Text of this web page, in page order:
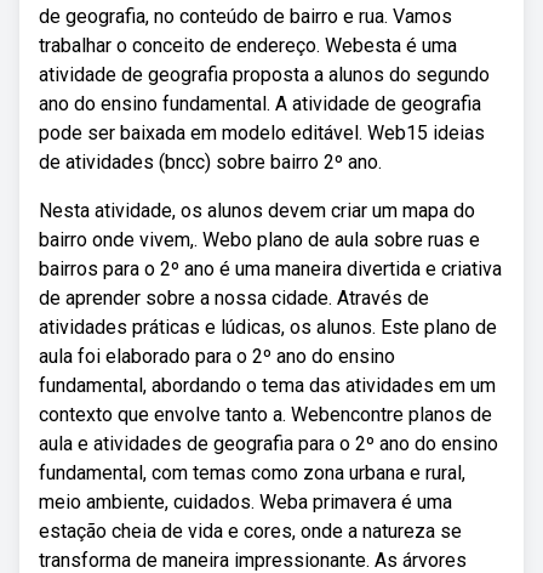
de geografia, no conteúdo de bairro e rua. Vamos
trabalhar o conceito de endereço. Webesta é uma
atividade de geografia proposta a alunos do segundo
ano do ensino fundamental. A atividade de geografia
pode ser baixada em modelo editável. Web15 ideias
de atividades (bncc) sobre bairro 2º ano.
Nesta atividade, os alunos devem criar um mapa do
bairro onde vivem,. Webo plano de aula sobre ruas e
bairros para o 2º ano é uma maneira divertida e criativa
de aprender sobre a nossa cidade. Através de
atividades práticas e lúdicas, os alunos. Este plano de
aula foi elaborado para o 2º ano do ensino
fundamental, abordando o tema das atividades em um
contexto que envolve tanto a. Webencontre planos de
aula e atividades de geografia para o 2º ano do ensino
fundamental, com temas como zona urbana e rural,
meio ambiente, cuidados. Weba primavera é uma
estação cheia de vida e cores, onde a natureza se
transforma de maneira impressionante. As árvores